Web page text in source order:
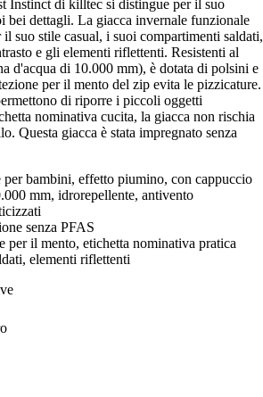
Instinct di killtec si distingue per il suo
bei dettagli. La giacca invernale funzionale
suo stile casual, i suoi compartimenti saldati,
e gli elementi riflettenti. Resistenti al
d'acqua di 10.000 mm), è dotata di polsini e
per il mento del zip evita le pizzicature.
di riporre i piccoli oggetti
nominativa cucita, la giacca non rischia
Questa giacca è stata impregnato senza
per bambini, effetto piumino, con cappuccio
mm, idrorepellente, antivento
senza PFAS
per il mento, etichetta nominativa pratica
elementi riflettenti